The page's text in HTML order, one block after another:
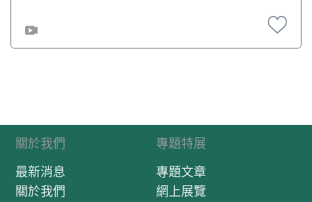
關於我們
最新消息
關於我們
專題特展
專題文章
網上展覽